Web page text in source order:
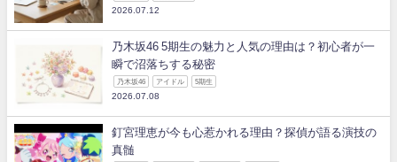
2026.07.12
乃木坂46 5期生の魅力と人気の理由は？初心者が一
瞬で沼落ちする秘密
乃木坂46 アイドル 5期生
2026.07.08
釘宮理恵が今も心惹かれる理由？探偵が語る演技の
真髄